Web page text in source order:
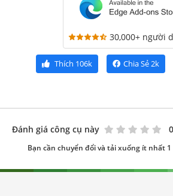
30,000+ người
Thích 106k Chia Sẻ2k
Đánh giá công cụ này 0
Bạn cần chuyển đổi và tải xuống ít nhất